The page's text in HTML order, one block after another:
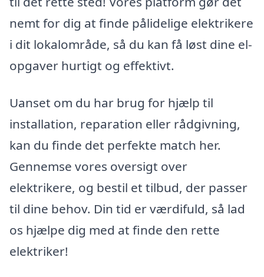
nemt for dig at finde pålidelige elektrikere
i dit lokalområde, så du kan få løst dine el-
opgaver hurtigt og effektivt.
Uanset om du har brug for hjælp til
installation, reparation eller rådgivning,
kan du finde det perfekte match her.
Gennemse vores oversigt over
elektrikere, og bestil et tilbud, der passer
til dine behov. Din tid er værdifuld, så lad
os hjælpe dig med at finde den rette
elektriker!